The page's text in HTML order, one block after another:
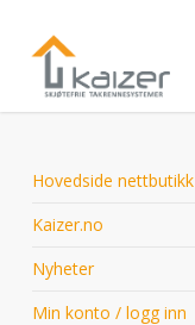
main
content
Hovedside nettbutikk
Kaizer.no
Nyheter
Min konto / logg inn